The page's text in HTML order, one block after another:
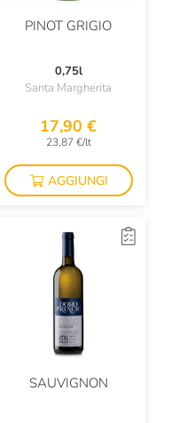
PINOT GRIGIO
0,75l
Santa Margherita
17,90 €
23,87 €/lt
AGGIUNGI
SAUVIGNON